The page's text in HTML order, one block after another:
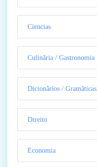
Ciencias
Culinãria / Gastronomia
Dicionãrios / Gramãticas
Direito
Economia